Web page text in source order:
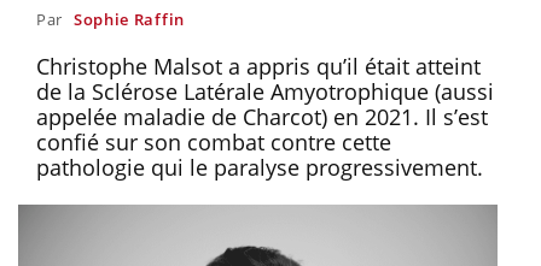
Par Sophie Raffin
Christophe Malsot a appris qu’il était atteint
de la Sclérose Latérale Amyotrophique (aussi
appelée maladie de Charcot) en 2021. Il s’est
confié sur son combat contre cette
pathologie qui le paralyse progressivement.